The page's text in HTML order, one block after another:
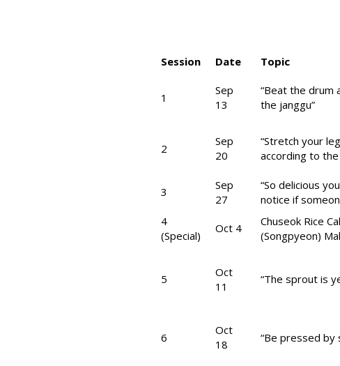
Session Date Topic
1
Sep
13
“Beat the drum
the janggu”
2
Sep
20
“Stretch your
according to the
3
Sep
27
“So delicious
notice if
4
(Special)
Oct 4
Chuseok Rice
(Songpyeon)
5
Oct
11
“The sprout is
6
Oct
18
“Be pressed by